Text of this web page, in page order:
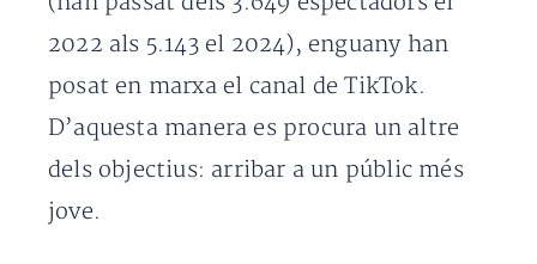
2022 als 5.143 el 2024), enguany han
posat en marxa el canal de TikTok.
D’aquesta manera es procura un altre
dels objectius: arribar a un públic més
jove.